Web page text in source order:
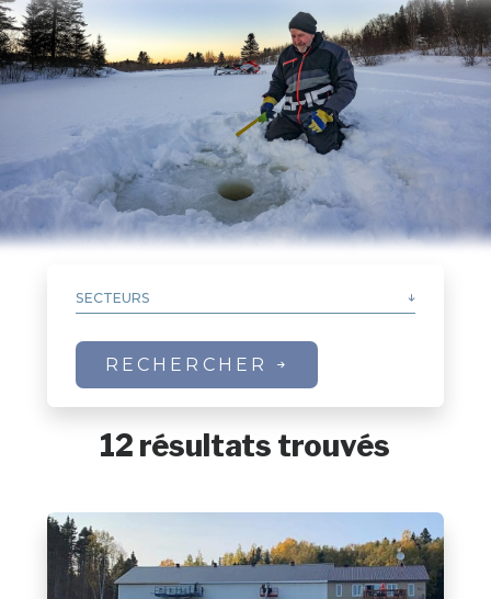
SECTEURS
MRC de Sept-Rivières
MRC de Caniapiscau
MRC du Golfe-du-Saint-Laurent
MRC de Minganie
RECHERCHER
12 résultats trouvés